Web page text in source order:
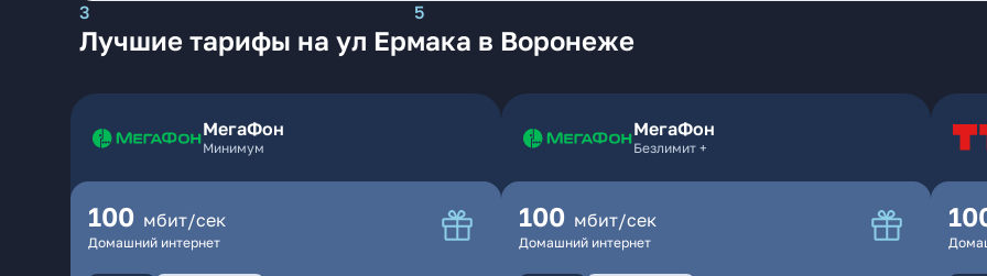
3 5
Лучшие тарифы на ул Ермака в Воронеже
МегаФон
Минимум
100 мбит/сек
Домашний интернет
МегаФон
Безлимит +
100 мбит/сек
Домашний интернет